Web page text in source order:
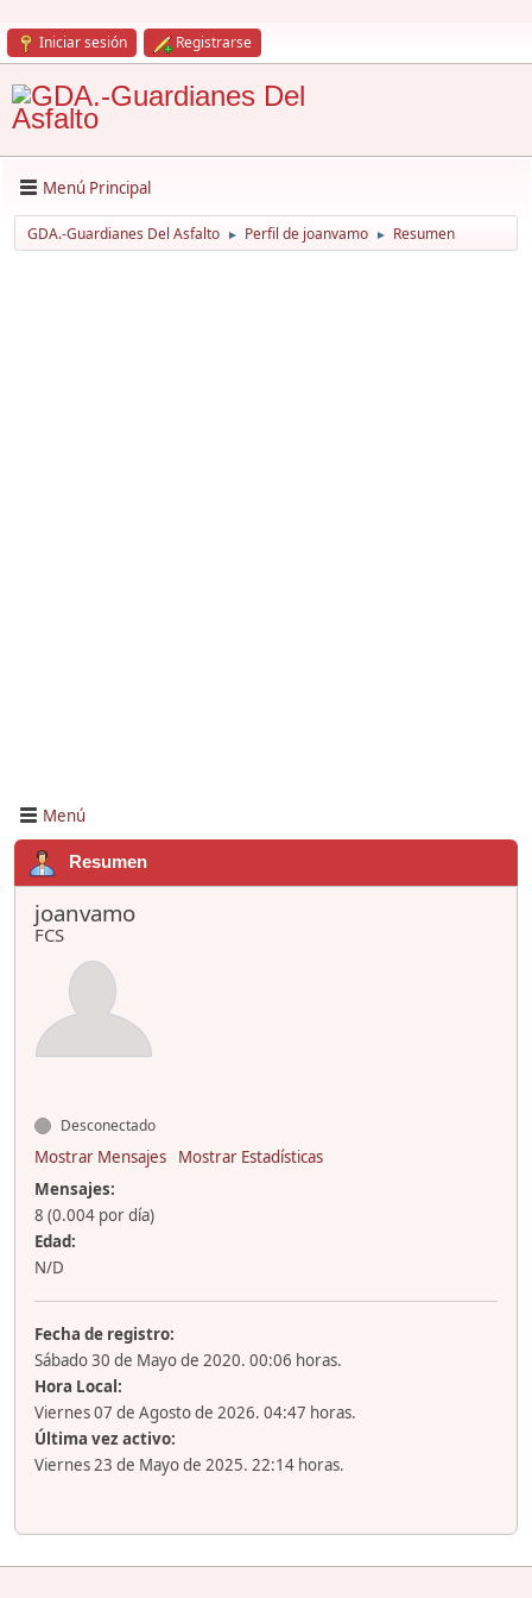
Iniciar sesión Registrarse
Menú Principal
GDA.-Guardianes Del Asfalto ► Perfil de joanvamo ► Resumen
Menú
Resumen
joanvamo
FCS
Desconectado
Mostrar Mensajes
Mostrar Estadísticas
Mensajes:
8 (0.004 por día)
Edad:
N/D
Fecha de registro:
Sábado 30 de Mayo de 2020. 00:06 horas.
Hora Local:
Viernes 07 de Agosto de 2026. 04:47 horas.
Última vez activo:
Viernes 23 de Mayo de 2025. 22:14 horas.